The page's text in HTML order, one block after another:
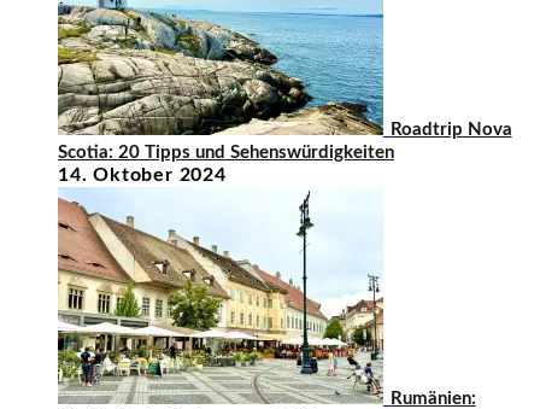
Roadtrip Nova
Scotia: 20 Tipps und Sehenswürdigkeiten
14. Oktober 2024
Rumänien: